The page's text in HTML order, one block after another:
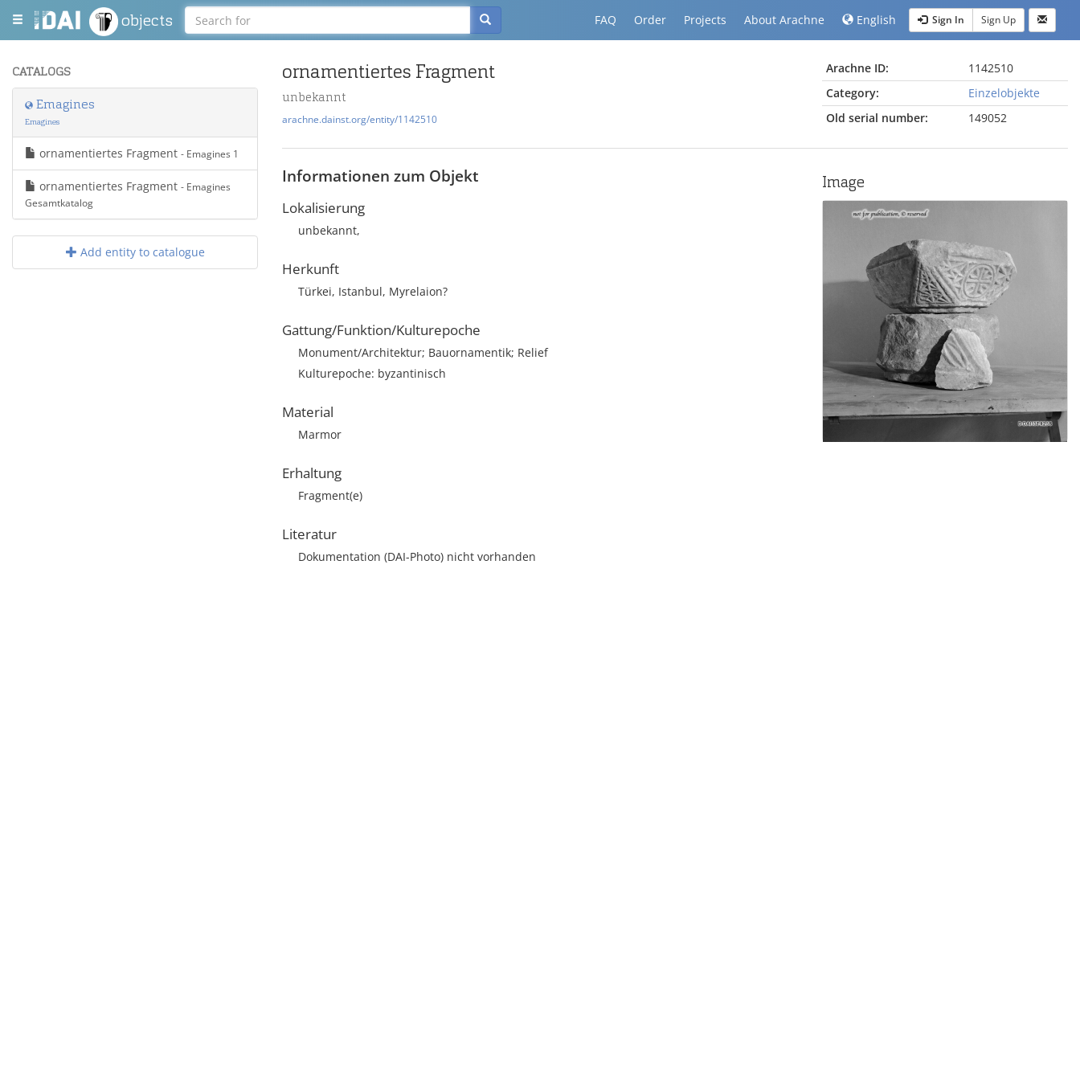
objects FAQ Order Projects About Arachne English Sign In Sign Up
CATALOGS
Emagines
Emagines
ornamentiertes Fragment - Emagines 1
ornamentiertes Fragment - Emagines
Gesamtkatalog
Add entity to catalogue
ornamentiertes Fragment
unbekannt
arachne.dainst.org/entity/1142510
Arachne ID:
1142510
Category:
Einzelobjekte
Old serial number:
149052
Informationen zum Objekt
Lokalisierung
unbekannt,
Herkunft
Türkei, Istanbul, Myrelaion?
Gattung/Funktion/Kulturepoche
Monument/Architektur; Bauornamentik; Relief
Kulturepoche: byzantinisch
Material
Marmor
Erhaltung
Fragment(e)
Literatur
Dokumentation (DAI-Photo) nicht vorhanden
Image